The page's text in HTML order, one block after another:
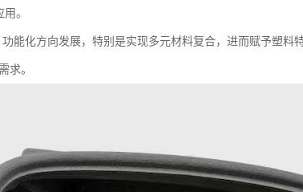
。
能化方向发展，特别是实现多元材料复合，进而赋予塑料
求。